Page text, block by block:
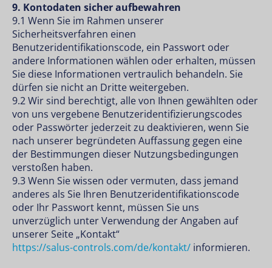
9. Kontodaten sicher aufbewahren
9.1 Wenn Sie im Rahmen unserer
Sicherheitsverfahren einen
Benutzeridentifikationscode, ein Passwort oder
andere Informationen wählen oder erhalten, müssen
Sie diese Informationen vertraulich behandeln. Sie
dürfen sie nicht an Dritte weitergeben.
9.2 Wir sind berechtigt, alle von Ihnen gewählten oder
von uns vergebene Benutzeridentifizierungscodes
oder Passwörter jederzeit zu deaktivieren, wenn Sie
nach unserer begründeten Auffassung gegen eine
der Bestimmungen dieser Nutzungsbedingungen
verstoßen haben.
9.3 Wenn Sie wissen oder vermuten, dass jemand
anderes als Sie Ihren Benutzeridentifikationscode
oder Ihr Passwort kennt, müssen Sie uns
unverzüglich unter Verwendung der Angaben auf
unserer Seite „Kontakt“
https://salus-controls.com/de/kontakt/ informieren.